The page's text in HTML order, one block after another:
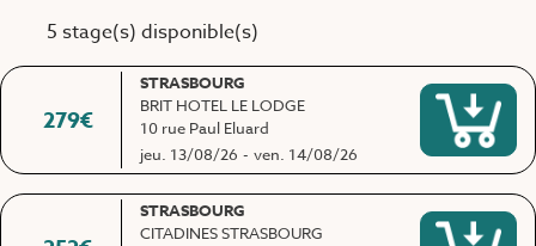
5 stage(s) disponible(s)
279€
STRASBOURG
BRIT HOTEL LE LODGE
10 rue Paul Eluard
jeu. 13/08/26 - ven. 14/08/26
STRASBOURG
CITADINES STRASBOURG